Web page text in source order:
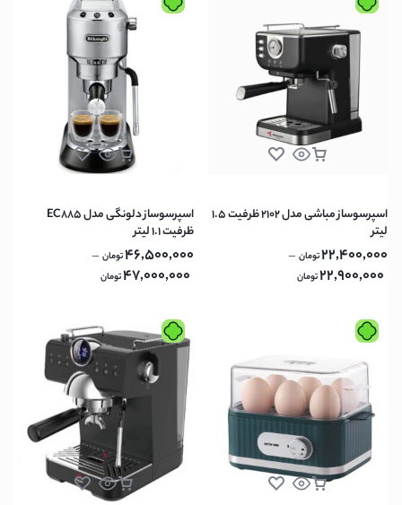
اسپرسوساز مباشی مدل 2102 ظرفیت ۱.۵
لیتر
22,400,000تومان –
22,900,000تومان
اسپرسوساز دلونگی مدل EC885
ظرفیت ۱.۱ لیتر
46,500,000تومان –
47,000,000تومان